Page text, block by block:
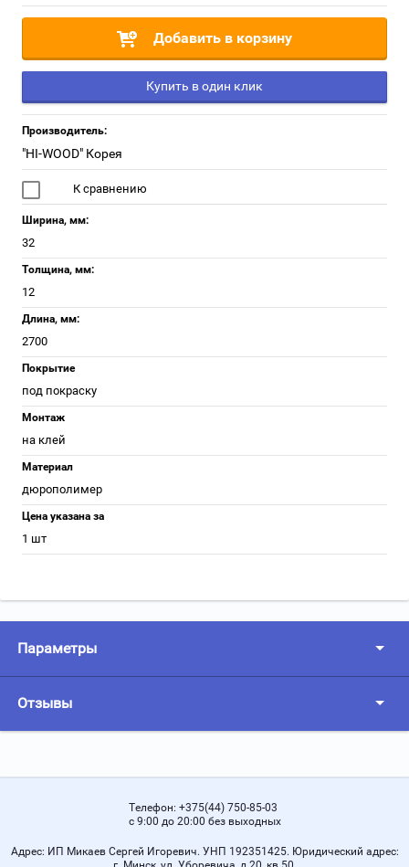
Добавить в корзину
Купить в один клик
Производитель:
"HI-WOOD" Корея
К сравнению
Ширина, мм:
32
Толщина, мм:
12
Длина, мм:
2700
Покрытие
под покраску
Монтаж
на клей
Материал
дюрополимер
Цена указана за
1 шт
Параметры
Отзывы
Телефон: +375(44) 750-85-03
с 9:00 до 20:00 без выходных
Адрес: ИП Микаев Сергей Игоревич. УНП 192351425. Юридический адрес: